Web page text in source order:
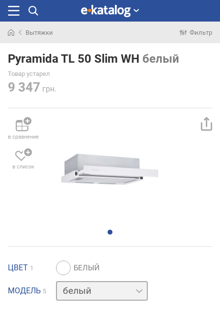
раньше
Вытяжки Фильтр
Pyramida TL 50 Slim WH белый
Товар устарел
9 347 грн.
в сравнение
в список
ЦВЕТ 1
МОДЕЛЬ 5
коричневый
нержавейка